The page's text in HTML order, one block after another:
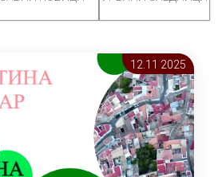
12.11 2025